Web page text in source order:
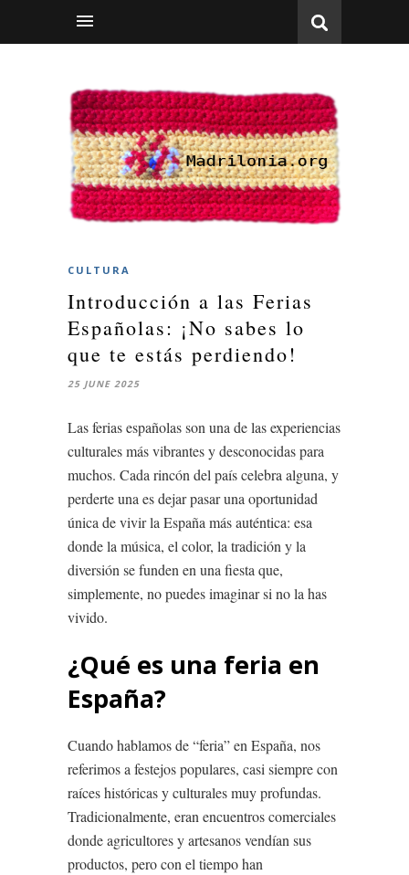
CULTURA
Introducción a las Ferias
Españolas: ¡No sabes lo
que te estás perdiendo!
25 JUNE 2025
Las ferias españolas son una de las experiencias
culturales más vibrantes y desconocidas para
muchos. Cada rincón del país celebra alguna, y
perderte una es dejar pasar una oportunidad
única de vivir la España más auténtica: esa
donde la música, el color, la tradición y la
diversión se funden en una fiesta que,
simplemente, no puedes imaginar si no la has
vivido.
¿Qué es una feria en
España?
Cuando hablamos de “feria” en España, nos
referimos a festejos populares, casi siempre con
raíces históricas y culturales muy profundas.
Tradicionalmente, eran encuentros comerciales
donde agricultores y artesanos vendían sus
productos, pero con el tiempo han